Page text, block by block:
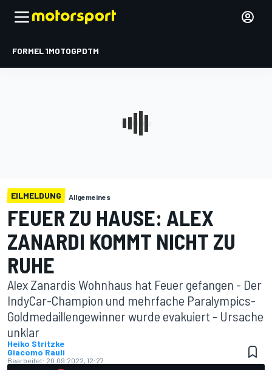
FORMEL 1MOTOGPDTM
EILMELDUNG Allgemeines
FEUER ZU HAUSE: ALEX
ZANARDI KOMMT NICHT ZU
RUHE
Alex Zanardis Wohnhaus hat Feuer gefangen - Der
IndyCar-Champion und mehrfache Paralympics-
Goldmedaillengewinner wurde evakuiert - Ursache
unklar
Heiko Stritzke
Giacomo Rauli
Bearbeitet: 20.09.2022, 12:27